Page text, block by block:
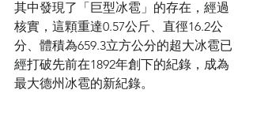
其中發現了「巨型冰雹」的存在，經過
核實，這顆重達0.57公斤、直徑16.2公
分、體積為659.3立方公分的超大冰雹已
經打破先前在1892年創下的紀錄，成為
最大德州冰雹的新紀錄。